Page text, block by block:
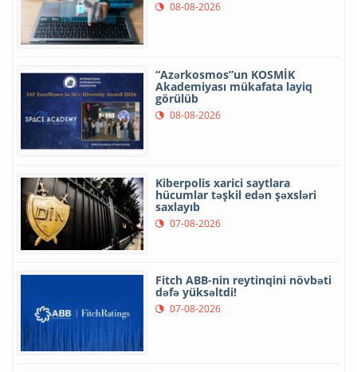
08-08-2026
“Azərkosmos”un KOSMİK
Akademiyası mükafata layiq
görülüb
08-08-2026
Kiberpolis xarici saytlara
hücumlar təşkil edən şəxsləri
saxlayıb
07-08-2026
Fitch ABB-nin reytinqini növbəti
dəfə yüksəltdi!
07-08-2026